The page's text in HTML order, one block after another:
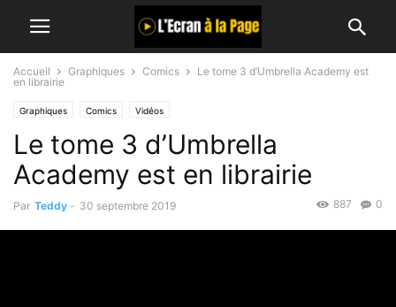
Accueil Graphiques Comics
Le tome 3 d’Umbrella Academy est
en librairie
Graphiques Comics Vidéos
Le tome 3 d’Umbrella
Academy est en librairie
Par Teddy - 30 septembre 2019 0
887